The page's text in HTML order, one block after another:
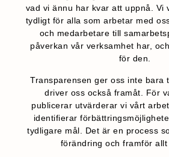
vad vi ännu har kvar att uppnå. Vi
tydligt för alla som arbetar med
och medarbetare till
påverkan vår verksamhet har,
för den.
Transparensen ger oss inte bara
driver oss också framåt. För
publicerar utvärderar vi vårt
identifierar
tydligare mål. Det är en process
förändring och framför allt